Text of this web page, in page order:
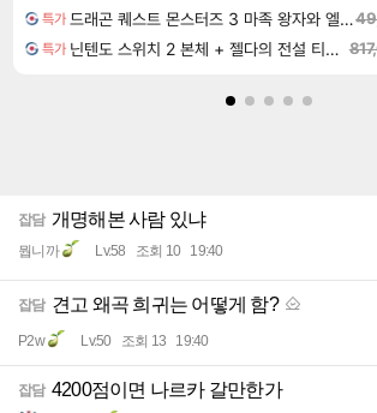
특가 드래곤 퀘스트 몬스터즈 3 마족 왕자와 엘프의 여행 Dragon Quest Monsters The Dark Prince
특가 닌텐도 스위치 2 본체 + 젤다의 전설 티어스 오브 더 킹덤 닌텐도 스위치 2 에디션 + 젤다의 전설 브레스 오브 더 와일드 닌텐도 스위치 2 에디션 번들
잡담 개명해본 사람 있냐
뭡니까 Lv.58 조회 10 19:40
잡담 견고 왜곡 희귀는 어떻게 함?
P2w Lv.50 조회 13 19:40
잡담 4200점이면 나르카 갈만한가